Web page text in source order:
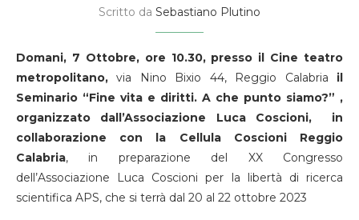
Scritto da Sebastiano Plutino
Domani, 7 Ottobre, ore 10.30, presso il Cine teatro
metropolitano, via Nino Bixio 44, Reggio Calabria il
Seminario “Fine vita e diritti. A che punto siamo?” ,
organizzato dall’Associazione Luca Coscioni,
in
collaborazione con la Cellula Coscioni Reggio
Calabria, in preparazione del XX Congresso
dell’Associazione Luca Coscioni per la libertà di ricerca
scientifica APS, che si terrà dal 20 al 22 ottobre 2023